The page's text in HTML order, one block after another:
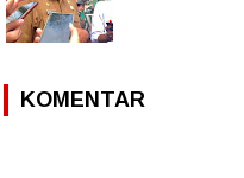
KOMENTAR